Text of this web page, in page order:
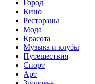
Город
Кино
Рестораны
Мода
Красота
Музыка и клубы
Путешествия
Спорт
Арт